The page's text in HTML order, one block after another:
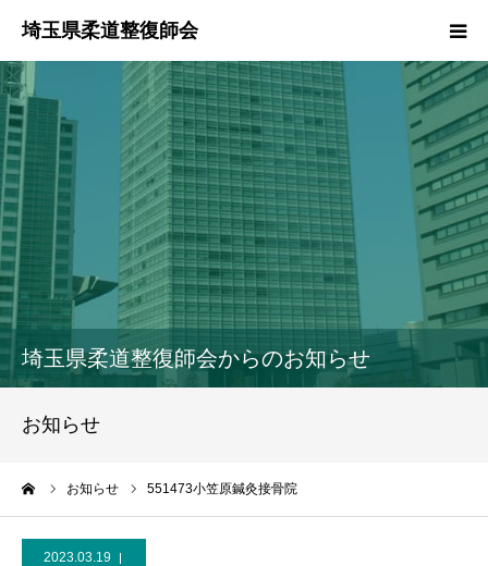
埼玉県柔道整復師会からのお知らせ
お知らせ
お知らせ 551473小笠原鍼灸接骨院
2023.03.19
本会のご紹介
情報公開
柔道整復師とは
接骨院・整骨院検索